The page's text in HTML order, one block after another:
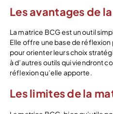
Les avantages de
La matrice BCG est un outil
Elle offre une base de
pour orienter leurs choix
à d’autres outils qui viendront
réflexion qu’elle apporte.
Les limites de la